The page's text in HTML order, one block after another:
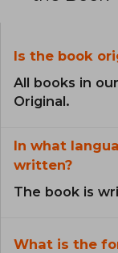
Is the book
All books in
Original.
In what
written?
The book is
What is the